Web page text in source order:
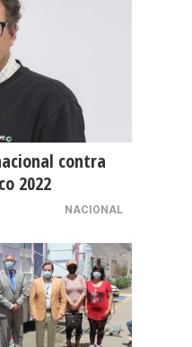
contra
2022
NACIONAL